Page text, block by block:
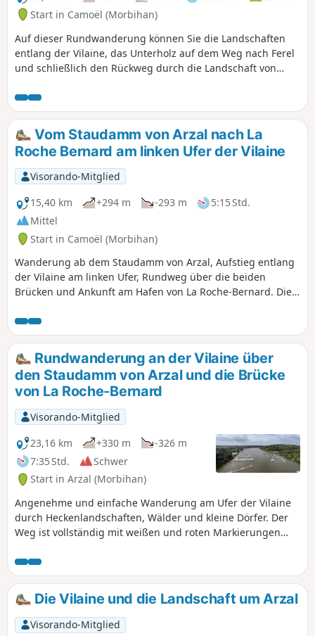
Start in Camoël (Morbihan)
Auf dieser Rundwanderung können Sie die Landschaften
entlang der Vilaine, das Unterholz auf dem Weg nach Ferel
und schließlich den Rückweg durch die Landschaft von
Vom Staudamm von Arzal nach La
Roche Bernard am linken Ufer der Vilaine
Visorando-Mitglied
15,40 km
+294 m -293 m
5:15 Std.
Mittel
Start in Camoël (Morbihan)
Wanderung ab dem Staudamm von Arzal, Aufstieg entlang
der Vilaine am linken Ufer, Rundweg über die beiden
Brücken und Ankunft am Hafen von La Roche-Bernard. Die
Rundwanderung an der Vilaine über
den Staudamm von Arzal und die Brücke
von La Roche-Bernard
Visorando-Mitglied
23,16 km
+330 m
-326 m
7:35 Std.
Schwer
Start in Arzal (Morbihan)
Angenehme und einfache Wanderung am Ufer der Vilaine
durch Heckenlandschaften, Wälder und kleine Dörfer. Der
Weg ist vollständig mit weißen und roten Markierungen
ausgeschildert.
Die Vilaine und die Landschaft um Arzal
Visorando-Mitglied